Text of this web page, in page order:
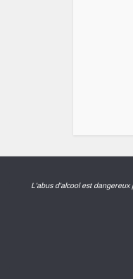
L'abus d'alcool est